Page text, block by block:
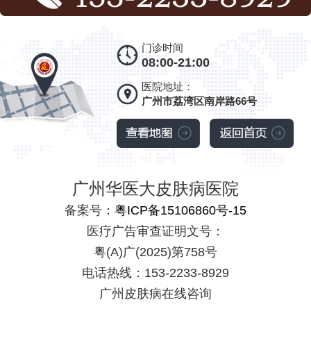
门诊时间
08:00-21:00
医院地址：
广州市荔湾区南岸路66号
广州华医大皮肤病医院
备案号： 粤ICP备15106860号-15
医疗广告审查证明文号：
粤(A)广(2025)第758号
电话热线：153-2233-8929
广州皮肤病在线咨询